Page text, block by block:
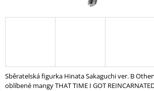
Sběratelská figurka Hinata Sakaguchi ver. B
oblíbené mangy THAT TIME I GOT
O
J
E
M